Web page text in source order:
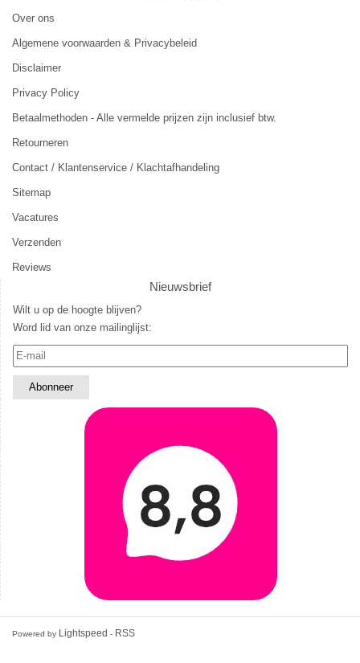
Over ons
Algemene voorwaarden & Privacybeleid
Disclaimer
Privacy Policy
Betaalmethoden - Alle vermelde prijzen zijn inclusief btw.
Retourneren
Contact / Klantenservice / Klachtafhandeling
Sitemap
Vacatures
Verzenden
Reviews
Nieuwsbrief
Wilt u op de hoogte blijven?
Word lid van onze mailinglijst:
Powered by Lightspeed - RSS